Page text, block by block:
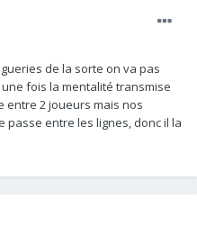
de la sorte on va pas
une fois la mentalité transmise
entre 2 joueurs mais nos
entre les lignes, donc il la